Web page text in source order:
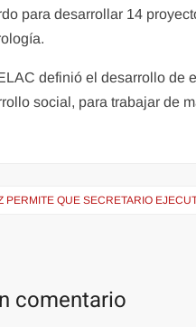
para desarrollar 14
definió el desarrollo de
social, para trabajar de
PERMITE QUE SECRETARIO
comentario